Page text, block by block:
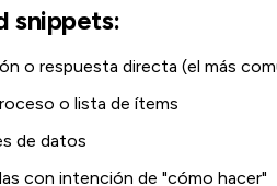
snippets:
o respuesta directa (el más
o lista de ítems
de datos
con intención de "cómo hacer"